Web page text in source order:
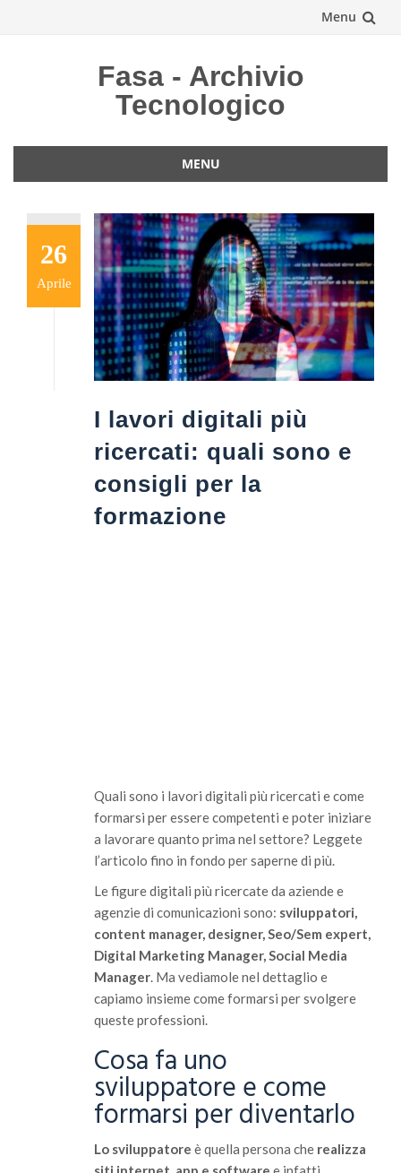
Menu
Fasa - Archivio
Tecnologico
MENU
contenuto
26
Aprile
I lavori digitali più
ricercati: quali sono e
consigli per la
formazione
Quali sono i lavori digitali più ricercati e come
formarsi per essere competenti e poter iniziare
a lavorare quanto prima nel settore? Leggete
l’articolo fino in fondo per saperne di più.
Le figure digitali più ricercate da aziende e
agenzie di comunicazioni sono: sviluppatori,
content manager, designer, Seo/Sem expert,
Digital Marketing Manager, Social Media
Manager. Ma vediamole nel dettaglio e
capiamo insieme come formarsi per svolgere
queste professioni.
Cosa fa uno
sviluppatore e come
formarsi per diventarlo
Lo sviluppatore è quella persona che realizza